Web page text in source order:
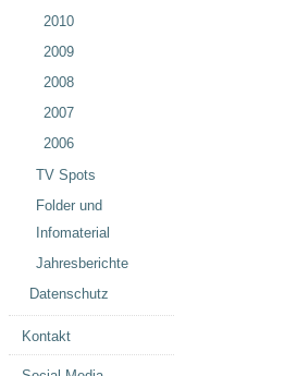
2010
2009
2008
2007
2006
TV Spots
Folder und
Infomaterial
Jahresberichte
Datenschutz
Kontakt